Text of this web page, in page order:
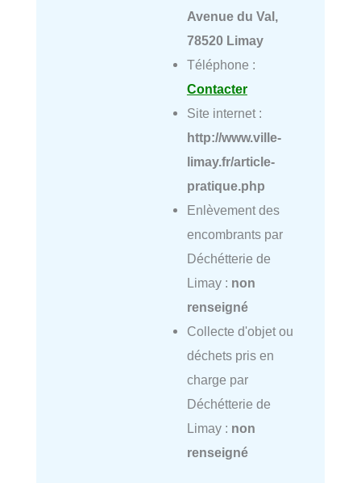
Avenue du Val,
78520 Limay
Téléphone :
Contacter
Site internet :
http://www.ville-
limay.fr/article-
pratique.php
Enlèvement des
encombrants par
Déchétterie de
Limay : non
renseigné
Collecte d'objet ou
déchets pris en
charge par
Déchétterie de
Limay : non
renseigné